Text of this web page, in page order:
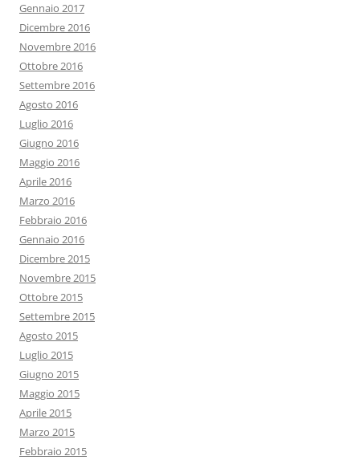
Gennaio 2017
Dicembre 2016
Novembre 2016
Ottobre 2016
Settembre 2016
Agosto 2016
Luglio 2016
Giugno 2016
Maggio 2016
Aprile 2016
Marzo 2016
Febbraio 2016
Gennaio 2016
Dicembre 2015
Novembre 2015
Ottobre 2015
Settembre 2015
Agosto 2015
Luglio 2015
Giugno 2015
Maggio 2015
Aprile 2015
Marzo 2015
Febbraio 2015